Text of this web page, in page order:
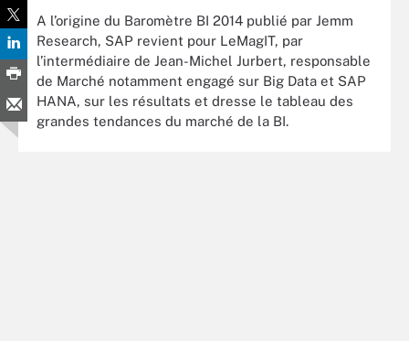
A l’origine du Baromètre BI 2014 publié par Jemm
Research, SAP revient pour LeMagIT, par
l’intermédiaire de Jean-Michel Jurbert, responsable
de Marché notamment engagé sur Big Data et SAP
HANA, sur les résultats et dresse le tableau des
grandes tendances du marché de la BI.